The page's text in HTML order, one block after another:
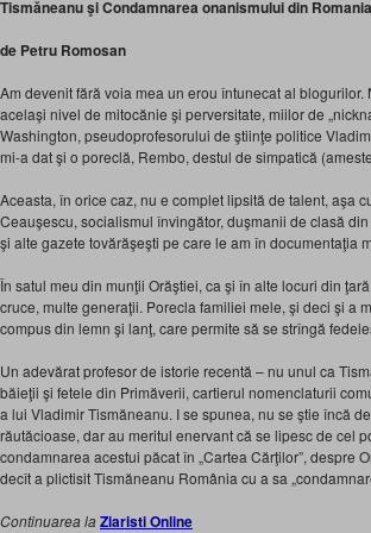
Tismăneanu şi Condamnarea onanismului din Romania
de Petru Romosan
Am devenit fără voia mea un erou întunecat al
acelaşi nivel de mitocănie şi perversitate, miilor de
Washington, pseudoprofesorului de ştiinţe politice
mi-a dat şi o poreclă, Rembo, destul de simpatică
Aceasta, în orice caz, nu e complet lipsită de talent, aşa
Ceauşescu, socialismul învingător, duşmanii de clasă din
şi alte gazete tovărăşeşti pe care le am în documentaţia
În satul meu din munţii Orăştiei, ca şi în alte locuri din
cruce, multe generaţii. Porecla familiei mele, şi deci şi a
compus din lemn şi lanţ, care permite să se strîngă
Un adevărat profesor de istorie recentă – nu unul ca
băieţii şi fetele din Primăverii, cartierul nomenclaturii
a lui Vladimir Tismăneanu. I se spunea, nu se ştie încă
răutăcioase, dar au meritul enervant că se lipesc de cel
condamnarea acestui păcat în „Cartea Cărţilor”, despre
decît a plictisit Tismăneanu România cu a sa
Continuarea laZiaristi Online